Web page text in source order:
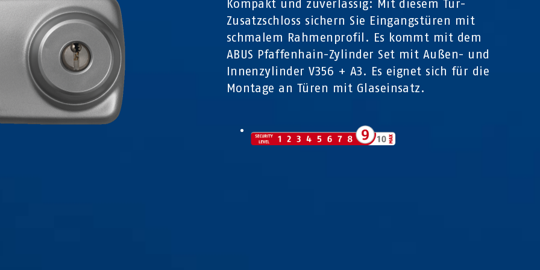
Kompakt und zuverlässig: Mit diesem Tür-
Zusatzschloss sichern Sie Eingangstüren mit
schmalem Rahmenprofil. Es kommt mit dem
ABUS Pfaffenhain-Zylinder Set mit Außen- und
Innenzylinder V356 + A3. Es eignet sich für die
Montage an Türen mit Glaseinsatz.